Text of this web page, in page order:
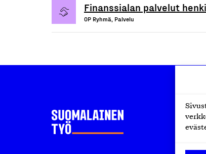
Finanssialan palvelut
OP Ryhmä, Palvelu